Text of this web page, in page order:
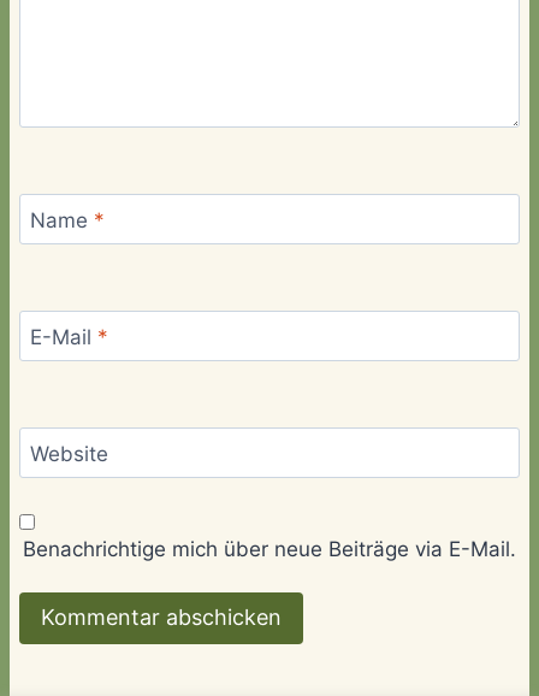
Name *
E-Mail *
Website
Benachrichtige mich über neue Beiträge via E-Mail.